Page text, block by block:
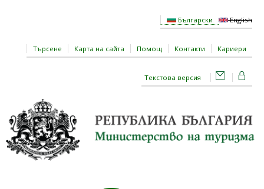
Български English
Търсене Карта на сайта Помощ Контакти Кариери
Текстова версия